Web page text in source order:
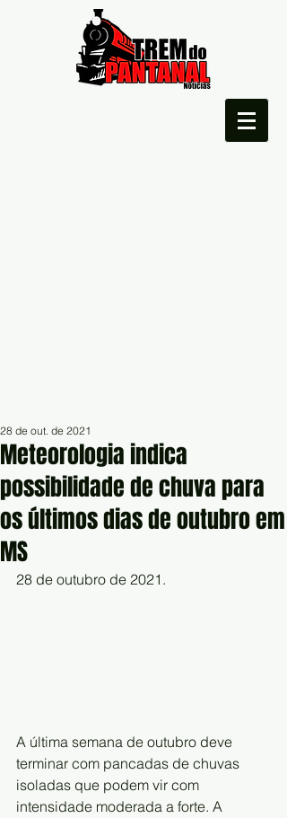
Meteorologia indica
possibilidade de chuva para
os últimos dias de outubro em
MS
28 de out. de 2021
28 de outubro de 2021.
A última semana de outubro deve
terminar com pancadas de chuvas
isoladas que podem vir com
intensidade moderada a forte. A